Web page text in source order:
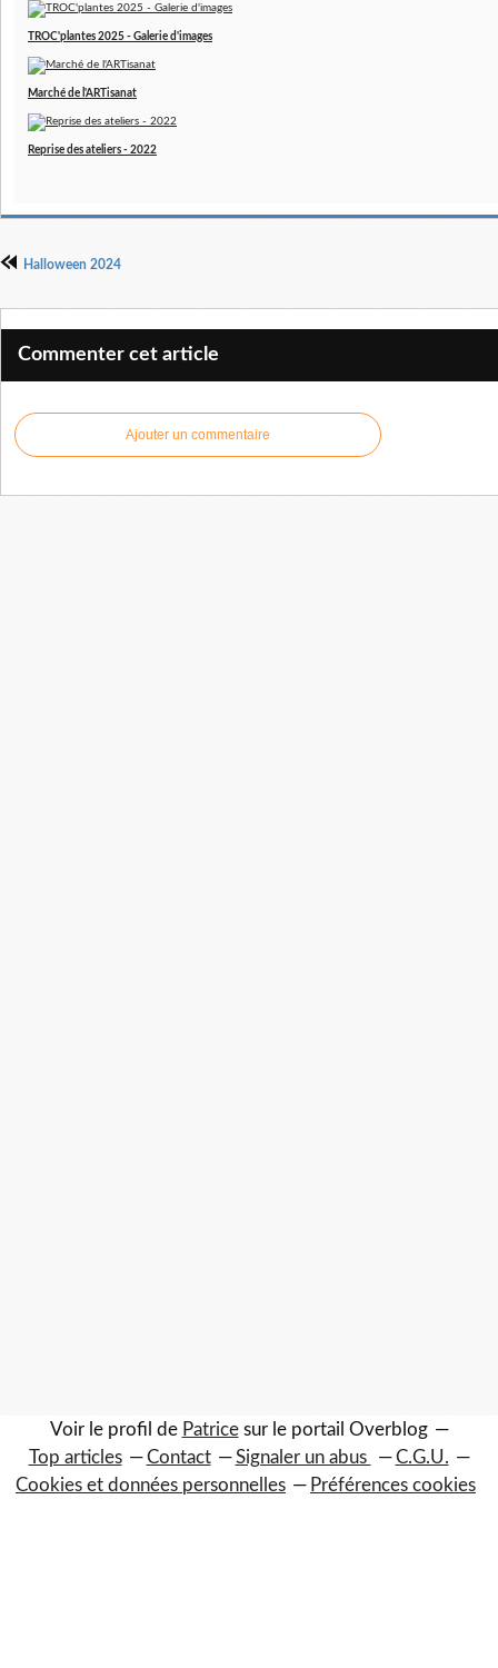
TROC'plantes 2025 - Galerie d'images
Marché de l'ARTisanat
Reprise des ateliers - 2022
Halloween 2024
Commenter cet article
Ajouter un commentaire
Voir le profil de Patricesur le portail Overblog
Top articles
Contact Signaler un abus
C.G.U.
Cookies et données personnelles
Préférences cookies